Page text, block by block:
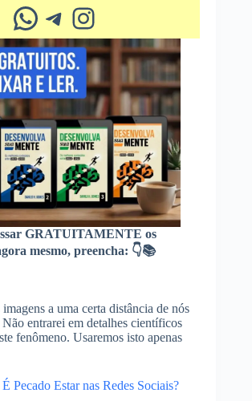
Whatsapp Telegram Instagram
GRATUITAMENTE os
mesmo, preencha: 👇📚
a uma certa distância de nós
entrarei em detalhes científicos
fenômeno. Usaremos isto apenas
É Pecado Estar nas Redes Sociais?